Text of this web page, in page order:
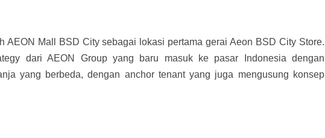
AEON Mall BSD City sebagai lokasi pertama gerai Aeon BSD City Store.
dari AEON Group yang baru masuk ke pasar Indonesia dengan
yang berbeda, dengan anchor tenant yang juga mengusung konsep